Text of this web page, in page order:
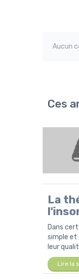
Aucun
Ces
La
Dans
simple et
leur
Lire la